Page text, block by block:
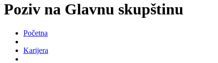
Poziv na Glavnu skupštinu
Početna
Karijera